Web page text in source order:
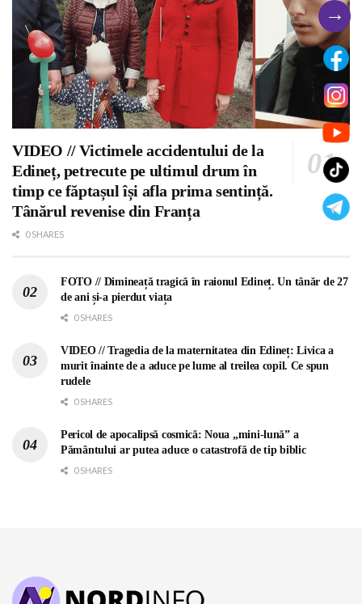
VIDEO // Victimele accidentului de la
Edineț, petrecute pe ultimul drum în
timp ce făptașul își afla prima sentință.
Tânărul revenise din Franța
0 SHARES
FOTO // Dimineață tragică în raionul Edineț. Un tânăr de 27
de ani și-a pierdut viața
0 SHARES
VIDEO // Tragedia de la maternitatea din Edineț: Livica a
murit înainte de a aduce pe lume al treilea copil. Ce spun
rudele
0 SHARES
Pericol de apocalipsă cosmică: Noua „mini-lună” a
Pământului ar putea aduce o catastrofă de tip biblic
0 SHARES
→